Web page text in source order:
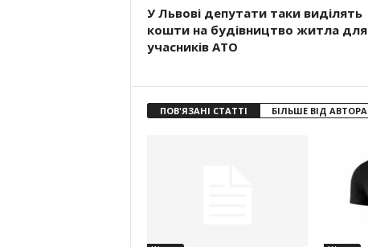
У Львові депутати таки виділять
кошти на будівництво житла для
учасників АТО
ПОВ'ЯЗАНІ СТАТТІ БІЛЬШЕ ВІД АВТОРА